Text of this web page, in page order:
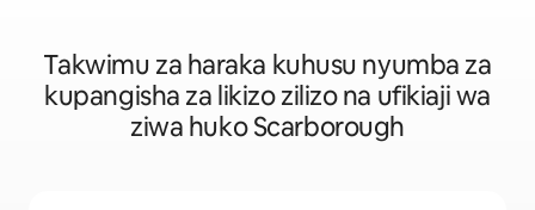
Takwimu za haraka kuhusu nyumba za
kupangisha za likizo zilizo na ufikiaji wa
ziwa huko Scarborough